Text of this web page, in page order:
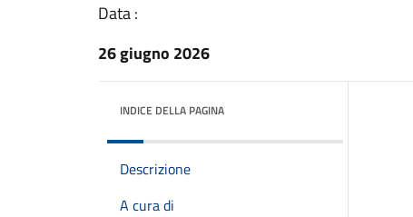
Data :
26 giugno 2026
INDICE DELLA PAGINA
Descrizione
A cura di